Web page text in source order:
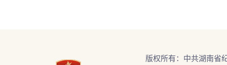
版权所有：中共湖南省